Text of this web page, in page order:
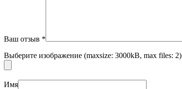
Ваш отзыв *
Выберите изображение (maxsize: 3000kB, max files: 2)
Имя